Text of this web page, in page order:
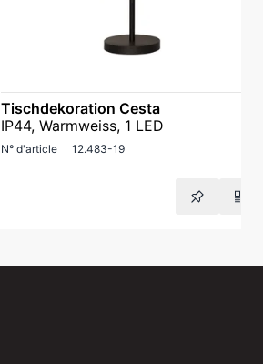
Tischdekoration Cesta
IP44, Warmweiss, 1 LED
N° d'article 12.483-19